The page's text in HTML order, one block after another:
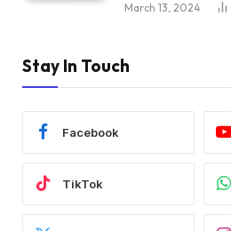
March 13, 2024
Stay In Touch
Facebook
TikTok